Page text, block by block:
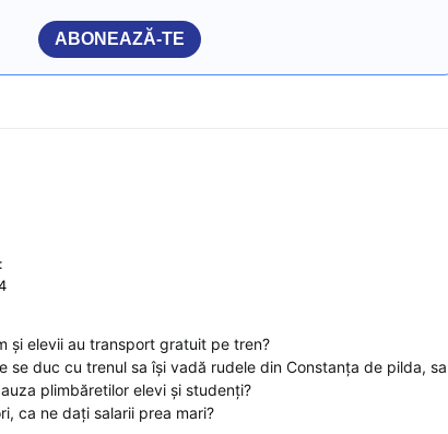
ABONEAZĂ-TE
și elevii au transport gratuit pe tren?
se duc cu trenul sa își vadă rudele din Constanța de pilda, sa
plimbăretilor elevi și studenți?
ca ne dați salarii prea mari?